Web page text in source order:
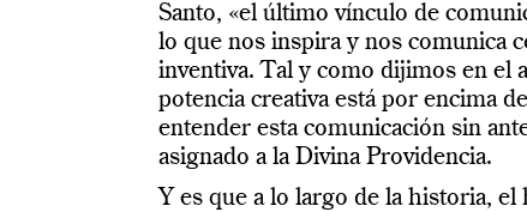
Santo, «el último vínculo de
lo que nos inspira y nos comunica
inventiva. Tal y como dijimos en el
potencia creativa está por encima
entender esta comunicación sin
asignado a la Divina Providencia.
Y es que a lo largo de la historia,